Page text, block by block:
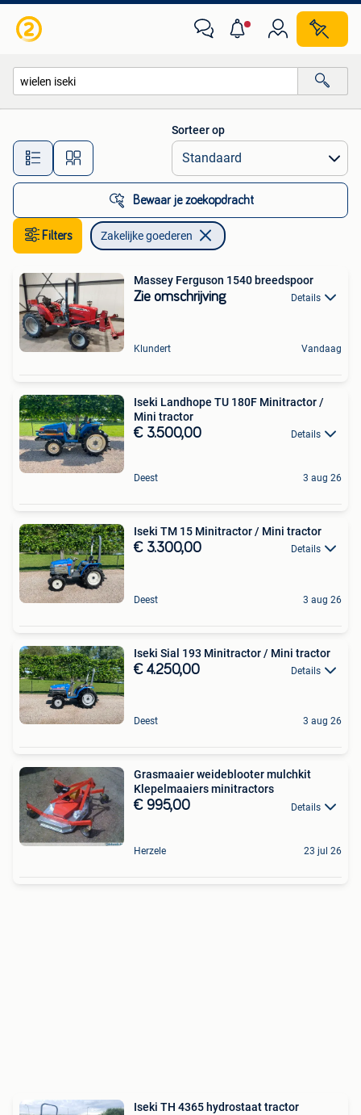
Alle afstanden…
Sorteer op
Bewaar je zoekopdracht
Filters Zakelijke goederen
Massey Ferguson 1540 breedspoor
Zie omschrijving Details
Klundert Vandaag
Iseki Landhope TU 180F Minitractor /
Mini tractor
€ 3.500,00 Details
Deest 3 aug 26
Iseki TM 15 Minitractor / Mini tractor
€ 3.300,00 Details
Deest 3 aug 26
Iseki Sial 193 Minitractor / Mini tractor
€ 4.250,00 Details
Deest 3 aug 26
Grasmaaier weideblooter mulchkit
Klepelmaaiers minitractors
€ 995,00 Details
Herzele 23 jul 26
Iseki TH 4365 hydrostaat tractor